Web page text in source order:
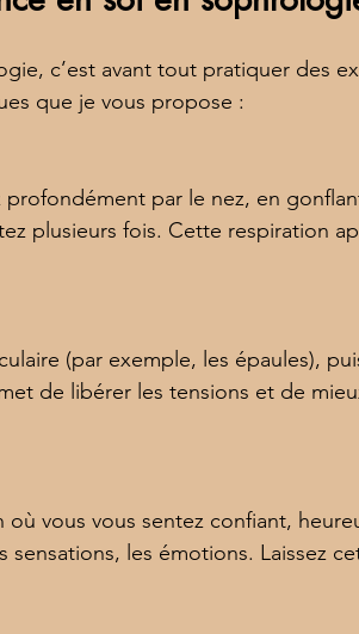
c’est avant tout pratiquer des
que je vous propose :
par le nez, en
plusieurs fois. Cette respiration
(par exemple, les épaules),
de libérer les tensions et de
vous vous sentez confiant,
sensations, les émotions. Laissez